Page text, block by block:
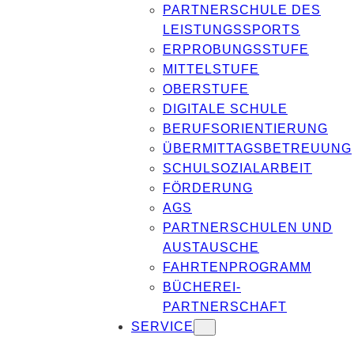
PARTNERSCHULE DES
LEISTUNGSSPORTS
ERPROBUNGSSTUFE
MITTELSTUFE
OBERSTUFE
DIGITALE SCHULE
BERUFSORIENTIERUNG
ÜBERMITTAGSBETREUUNG
SCHULSOZIALARBEIT
FÖRDERUNG
AGS
PARTNERSCHULEN UND
AUSTAUSCHE
FAHRTENPROGRAMM
BÜCHEREI-
PARTNERSCHAFT
SERVICE